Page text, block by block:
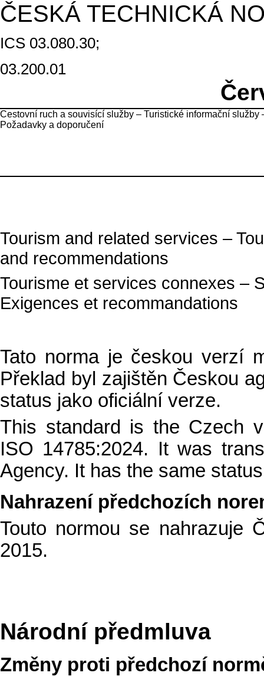
ČESKÁ TECHNICKÁ
ICS 03.080.30;
03.200.01
Cestovní ruch a souvisící služby – Turistické informační služby
Požadavky a doporučení
Tourism and related services –
and recommendations
Tourisme et services connexes –
Exigences et recommandations
Tato norma je českou verzí
Překlad byl zajištěn Českou
status jako oficiální verze.
This standard is the Czech
ISO 14785:2024. It was
Agency. It has the same
Nahrazení předchozích
Touto normou se nahrazuje
2015.
Národní předmluva
Změny proti předchozí